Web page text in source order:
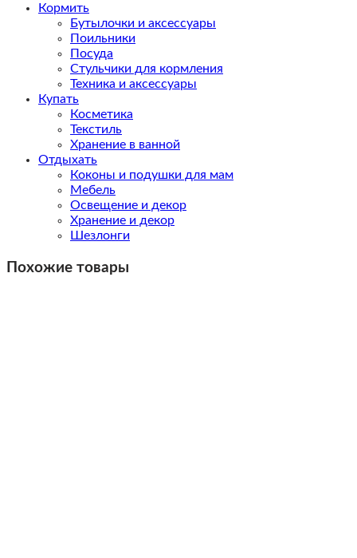
Кормить
Бутылочки и аксессуары
Поильники
Посуда
Стульчики для кормления
Техника и аксессуары
Купать
Косметика
Текстиль
Хранение в ванной
Отдыхать
Коконы и подушки для мам
Мебель
Освещение и декор
Хранение и декор
Шезлонги
Похожие товары